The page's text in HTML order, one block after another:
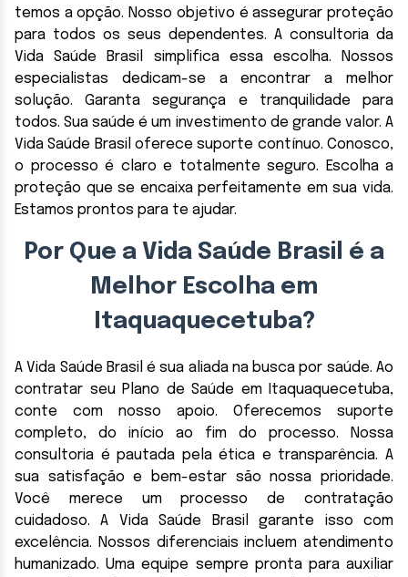
temos a opção. Nosso objetivo é assegurar proteção
para todos os seus dependentes. A consultoria da
Vida Saúde Brasil simplifica essa escolha. Nossos
especialistas dedicam-se a encontrar a melhor
solução. Garanta segurança e tranquilidade para
todos. Sua saúde é um investimento de grande valor. A
Vida Saúde Brasil oferece suporte contínuo. Conosco,
o processo é claro e totalmente seguro. Escolha a
proteção que se encaixa perfeitamente em sua vida.
Estamos prontos para te ajudar.
Por Que a Vida Saúde Brasil é a
Melhor Escolha em
Itaquaquecetuba?
A Vida Saúde Brasil é sua aliada na busca por saúde. Ao
contratar seu Plano de Saúde em Itaquaquecetuba,
conte com nosso apoio. Oferecemos suporte
completo, do início ao fim do processo. Nossa
consultoria é pautada pela ética e transparência. A
sua satisfação e bem-estar são nossa prioridade.
Você merece um processo de contratação
cuidadoso. A Vida Saúde Brasil garante isso com
excelência. Nossos diferenciais incluem atendimento
humanizado. Uma equipe sempre pronta para auxiliar